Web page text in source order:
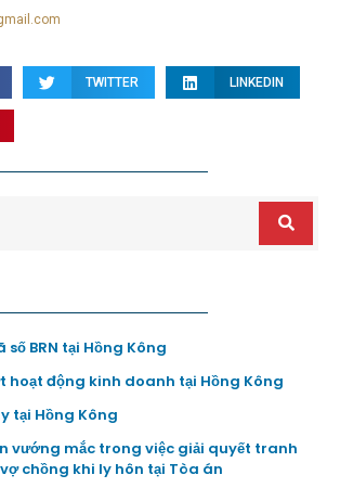
TWITTER LINKEDIN
BRN tại Hồng Kông
hoạt động kinh doanh tại Hồng Kông
tại Hồng Kông
vướng mắc trong việc giải quyết tranh
chồng khi ly hôn tại Tòa án